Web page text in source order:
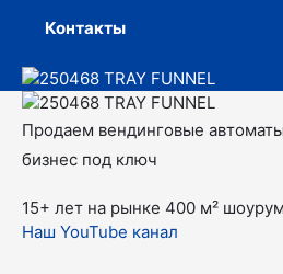
Контакты
Продаем вендинговые
бизнес под ключ
15+ лет на рынке 400 м² шоурум
Наш YouTube канал